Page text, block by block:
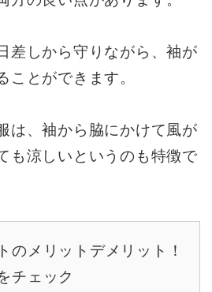
差しから守りながら、袖が
ことができます。
は、袖から脇にかけて風が
も涼しいというのも特徴で
のメリットデメリット！
チェック